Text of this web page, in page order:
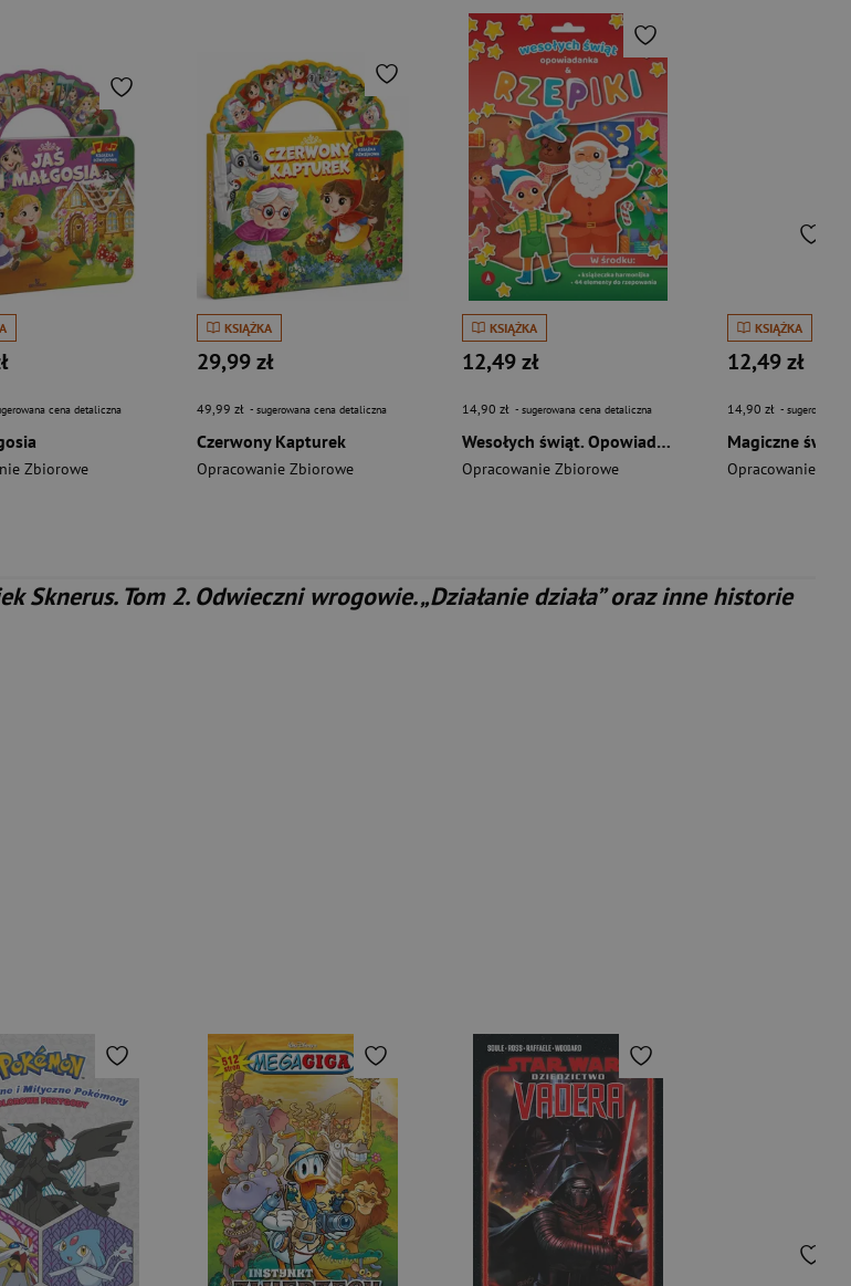
cena detaliczna
Zbiorowe
KSIĄŻKA
29,99 zł
49,99 zł - sugerowana cena detaliczna
Czerwony Kapturek
Opracowanie Zbiorowe
KSIĄŻKA
12,49 zł
14,90 zł - sugerowana cena detaliczna
Wesołych świąt. Opowiadanka & rzepiki
Opracowanie Zbiorowe
KSIĄŻKA
12,49 zł
14,90 zł - sugerowana
Opracowanie
Sknerus. Tom 2. Odwieczni wrogowie. „Działanie działa” oraz inne historie